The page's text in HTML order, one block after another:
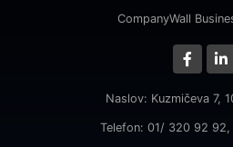
CompanyWall
Naslov: Kuzmičeva 7,
Telefon: 01/ 320 92